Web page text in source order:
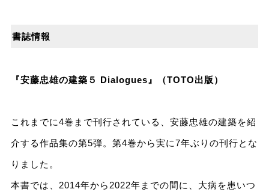
書誌情報
『安藤忠雄の建築５ Dialogues』（TOTO出版）
これまでに4巻まで刊行されている、安藤忠雄の建築を紹
介する作品集の第5弾。第4巻から実に7年ぶりの刊行とな
りました。
本書では、2014年から2022年までの間に、大病を患いつ